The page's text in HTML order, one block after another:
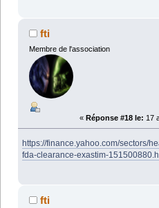
fti
Membre de l'association
« Réponse #18 le: 17
https://finance.yahoo.com/sectors/
fda-clearance-exastim-
fti